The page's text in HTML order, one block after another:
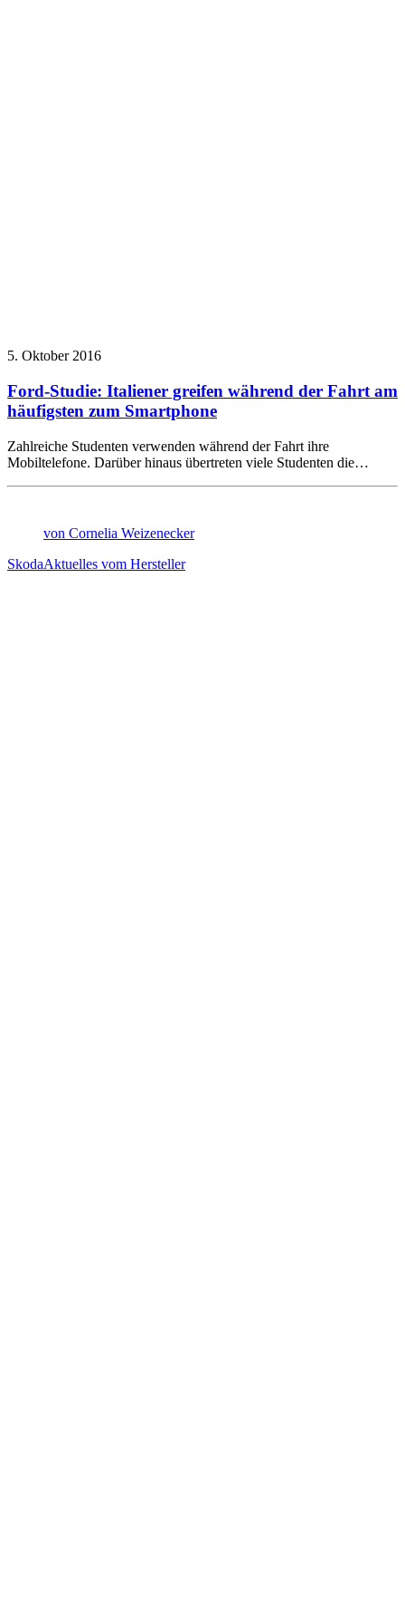
5. Oktober 2016
Ford-Studie: Italiener greifen während der Fahrt am
häufigsten zum Smartphone
Zahlreiche Studenten verwenden während der Fahrt ihre
Mobiltelefone. Darüber hinaus übertreten viele Studenten die…
von Cornelia Weizenecker
SkodaAktuelles vom Hersteller